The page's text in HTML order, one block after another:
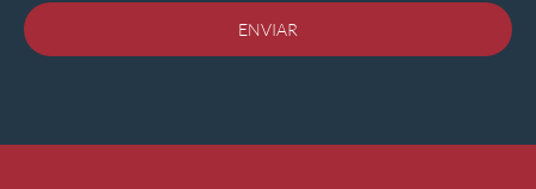
ENVIAR